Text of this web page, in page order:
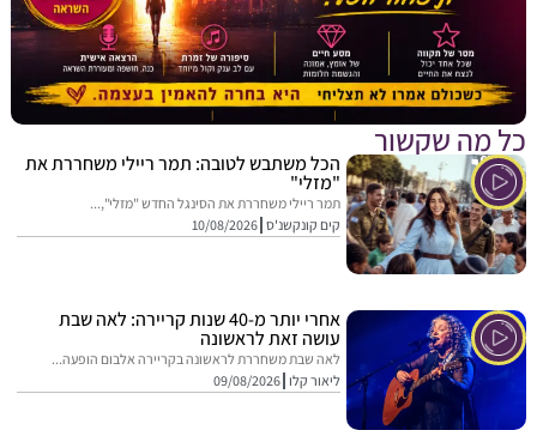
שקשור
הכל משתבש לטובה: תמר ריילי משחררת את
"מזלי"
תמר ריילי משחררת את הסינגל החדש "מזלי",...
קים קונקשנ'ס 10/08/2026
אחרי יותר מ-40 שנות קריירה: לאה שבת
עושה זאת לראשונה
לאה שבת משחררת לראשונה בקריירה אלבום הופעה...
ליאור קלו 09/08/2026